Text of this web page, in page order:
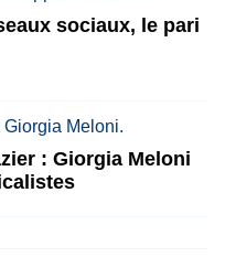
sociaux, le pari
: Giorgia Meloni